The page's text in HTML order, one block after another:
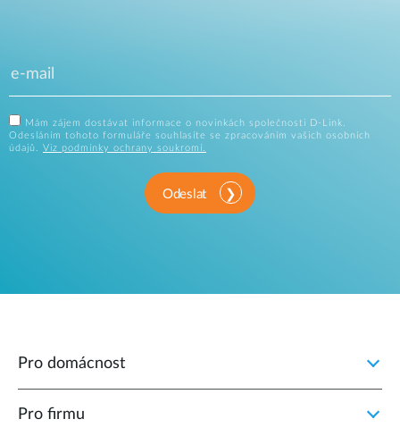
Mám zájem dostávat informace o novinkách společnosti D-Link.
Odesláním tohoto formuláře souhlasíte se zpracováním vašich osobních
údajů. Viz podmínky ochrany soukromí.
Odeslat
Pro domácnost
Pro firmu